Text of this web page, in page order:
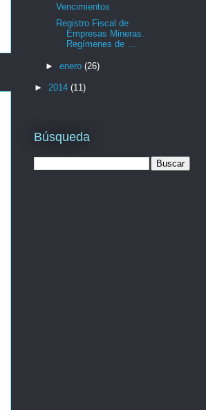
Vencimientos
Registro Fiscal de
Empresas Mineras.
Regímenes de ...
► enero (26)
► 2014 (11)
Búsqueda